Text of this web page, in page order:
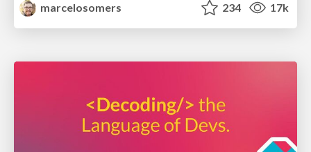
marcelosomers
234 17k